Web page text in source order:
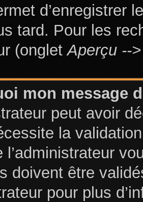
d’enregistrer
tard. Pour les
(ongletAperçu --
mon message
peut avoir
la
l’administrateur
doivent être
pour plus